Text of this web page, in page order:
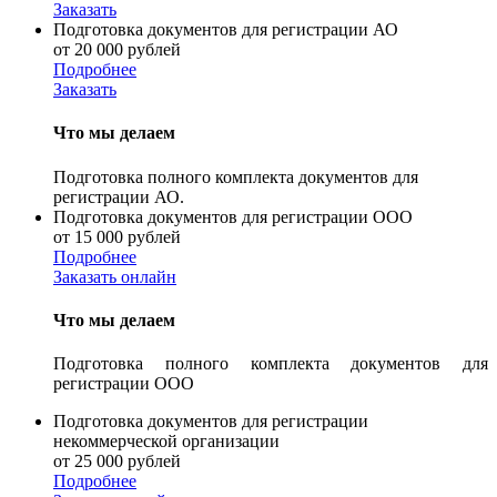
Заказать
Подготовка документов для регистрации АО
от 20 000 рублей
Подробнее
Заказать
Что мы делаем
Подготовка полного комплекта документов для
регистрации АО.
Подготовка документов для регистрации ООО
от 15 000 рублей
Подробнее
Заказать онлайн
Что мы делаем
Подготовка полного комплекта документов для
регистрации ООО
Подготовка документов для регистрации
некоммерческой организации
от 25 000 рублей
Подробнее